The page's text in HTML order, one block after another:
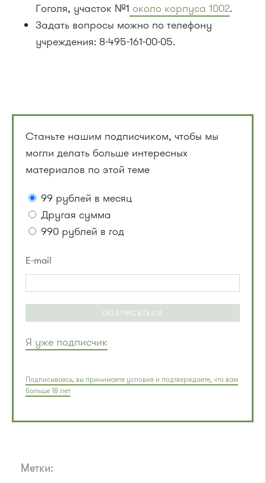
Гоголя, участок №1 около корпуса 1002.
Задать вопросы можно по телефону
учреждения: 8-495-161-00-05.
Станьте нашим подписчиком, чтобы мы
могли делать больше интересных
материалов по этой теме
99 рублей в месяц
Другая сумма
990 рублей в год
E-mail
ПОДПИСАТЬСЯ
Я уже подписчик
Подписываясь, вы принимаете условия и подтверждаете, что вам
больше 18 лет
Метки: